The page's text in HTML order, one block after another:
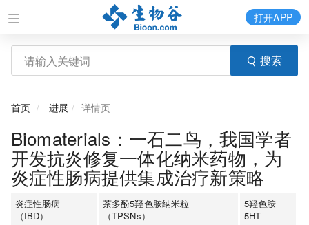
搜索
打开APP
首页 进展 详情页
Biomaterials：一石二鸟，我国学者
开发抗炎修复一体化纳米药物，为
炎症性肠病提供集成治疗新策略
炎症性肠病
（IBD）
茶多酚5羟色胺纳米粒
（TPSNs）
5羟色胺
5HT